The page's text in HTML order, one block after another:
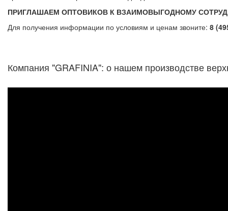
ПРИГЛАШАЕМ ОПТОВИКОВ К ВЗАИМОВЫГОДНОМУ
Для получения информации по условиям и ценам звоните: 8
Компания "GRAFINIA": о нашем производстве